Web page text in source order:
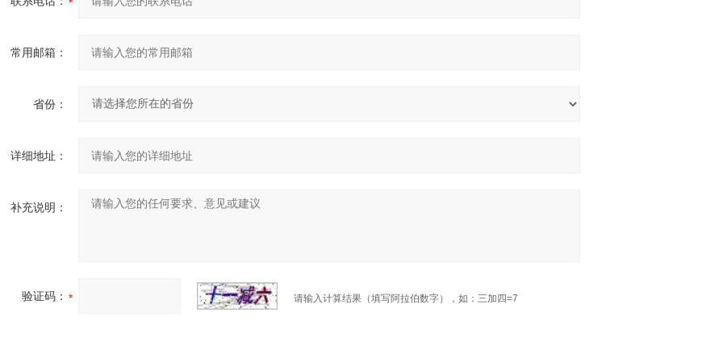
常用邮箱：
省份：
详细地址：
补充说明：
验证码： 请输入计算结果（填写阿拉伯数字），如：三加四=7